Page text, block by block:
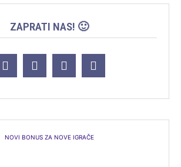
ZAPRATI NAS! 🙂
NOVI BONUS ZA NOVE IGRAČE